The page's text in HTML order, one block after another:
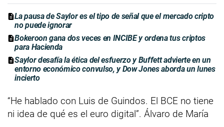
La pausa de Saylor es el tipo de señal que el mercado cripto
no puede ignorar
Bokeroon gana dos veces en INCIBE y ordena tus criptos
para Hacienda
Saylor desafía la ética del esfuerzo y Buffett advierte en un
entorno económico convulso, y Dow Jones aborda un lunes
incierto
“He hablado con Luis de Guindos. El BCE no tiene
ni idea de qué es el euro digital”. Álvaro de María